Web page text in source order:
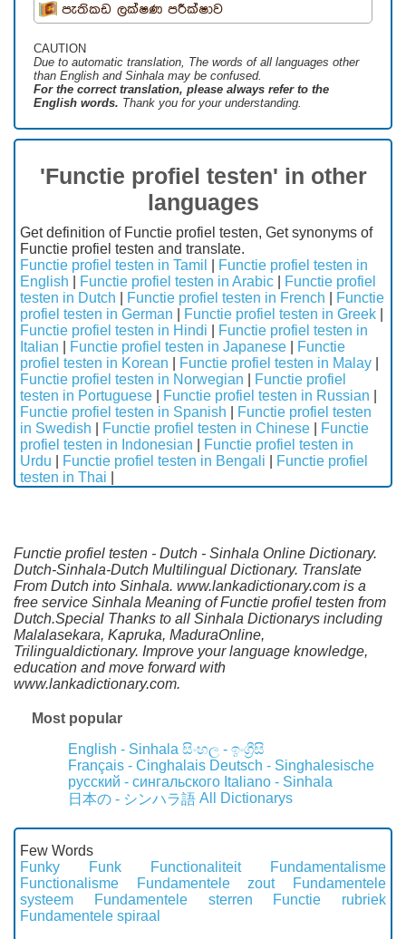
පැතිකඩ ලක්ෂණ පරීක්ෂාව
CAUTION
Due to automatic translation, The words of all languages ​​other
than English and Sinhala may be confused.
For the correct translation, please always refer to the
English words. Thank you for your understanding.
'Functie profiel testen' in other
languages
Get definition of Functie profiel testen, Get synonyms of
Functie profiel testen and translate.
Functie profiel testen in Tamil
Functie profiel testen in
English
Functie profiel testen in Arabic
Functie profiel
testen in Dutch
Functie profiel testen in French
Functie
profiel testen in German
Functie profiel testen in Greek
Functie profiel testen in Hindi
Functie profiel testen in
Italian
Functie profiel testen in Japanese
Functie
profiel testen in Korean
Functie profiel testen in Malay
Functie profiel testen in Norwegian
Functie profiel
testen in Portuguese
Functie profiel testen in Russian
Functie profiel testen in Spanish
Functie profiel testen
in Swedish
Functie profiel testen in Chinese
Functie
profiel testen in Indonesian
Functie profiel testen in
Urdu
Functie profiel testen in Bengali
Functie profiel
testen in Thai
Functie profiel testen - Dutch - Sinhala Online Dictionary.
Dutch-Sinhala-Dutch Multilingual Dictionary. Translate
From Dutch into Sinhala. www.lankadictionary.com is a
free service Sinhala Meaning of Functie profiel testen from
Dutch.Special Thanks to all Sinhala Dictionarys including
Malalasekara, Kapruka, MaduraOnline,
Trilingualdictionary. Improve your language knowledge,
education and move forward with
www.lankadictionary.com.
Most popular
English - Sinhala සිංහල - ඉංග්‍රීසි
Français - Cinghalais Deutsch - Singhalesische
русский - сингальского Italiano - Sinhala
日本の - シンハラ語 All Dictionarys
Few Words
Funky
Funk Functionaliteit
Fundamentalisme
Functionalisme
Fundamentele zout
Fundamentele
systeem
Fundamentele sterren
Functie rubriek
Fundamentele spiraal